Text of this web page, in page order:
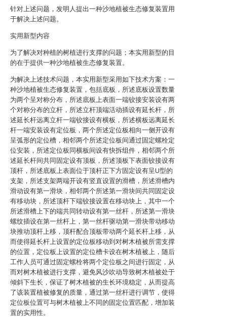
针对上述问题，发明人提出一种沙地植被生态修复装置用
于解决上述问题。
实用新型内容
为了解决对种植的树植进行支撑的问题；本实用新型的目
的在于提供一种沙地植被生态修复装置。
为解决上述技术问题，本实用新型采用如下技术方案：一
种沙地植被生态修复装置，包括底板，所述底板设置数量
为两个呈对称分布，所述底板上表面一端铰接安装设有两
个对称分布的立杆，所述立杆顶端活动插设有延长杆，所
述延长杆远离立杆一端铰接设有横板，所述横板远离延长
杆一端安装设有定位板，两个所述定位板相向一侧开设有
呈弧形的定位槽，相邻两个所述定位板间通过固定螺栓定
位安装，所述定位板同横板间设有快拆组件，相邻两个所
述延长杆间共同固定设有顶板，所述顶板下表面铰接设有
顶杆，所述底板上表面位于顶杆正下方固定设有呈U型的
支架，所述支架两端开设有竖直设置的滑槽，所述滑槽内
滑动设有第一滑块，相邻两个所述第一滑块间共同固定设
有移动块，所述顶杆下端铰接设置在移动块上，其中一个
所述滑槽上下的端共同转动设有第一丝杆，所述第一滑块
螺纹插设在第一丝杆上，第一丝杆驱动第一滑块带动移动
块推动顶杆上移，顶杆配合顶板带动两个延长杆上移，从
而使得延长杆上设置的定位板移动到对树木植被所需支撑
的位置，定位板上设置的定位槽卡设在树木植被上，随后
工作人员可通过固定螺栓将两个定位板之间进行固定，从
而对树木植被进行支撑，避免风沙吹动导致树木植被处于
倾斜下生长，保证了树木植被的生长环境稳定，从而提高
了该装置植被修复的质量，通过第一丝杆进行调节，使得
定位板位置可与树木植被上不同的固定位置匹配，增加装
置的实用性。